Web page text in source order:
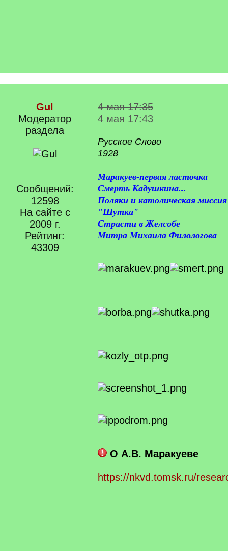
Gul
Модератор
раздела
Сообщений:
12598
На сайте с
2009 г.
Рейтинг:
43309
4 мая 17:35
4 мая 17:43
Русское Слово
1928
Маракуев-первая ласточка
Смерть Кадушкина...
Поляки и католическая
"Шутка"
Страсти в Желсобе
Митра Михаила Филологова
О А.В. Маракуеве
https://nkvd.tomsk.ru/